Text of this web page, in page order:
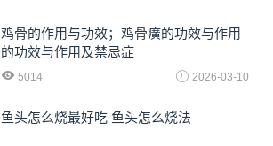
鸡骨的作用与功效；鸡骨癀的功效与作用
的功效与作用及禁忌症
5014 2026-03-10
鱼头怎么烧最好吃 鱼头怎么烧法